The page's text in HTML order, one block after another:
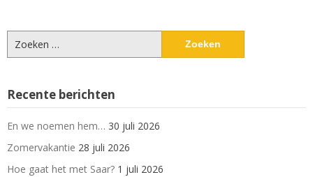
Zoeken
naar:
Recente berichten
En we noemen hem… 30 juli 2026
Zomervakantie 28 juli 2026
Hoe gaat het met Saar? 1 juli 2026